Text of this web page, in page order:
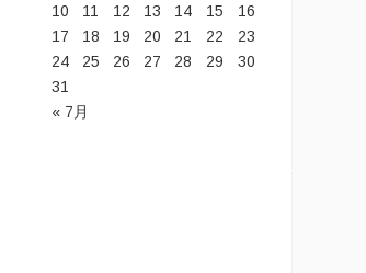
« 7月
10
11 12 13 14 15
16
17
18 19 20 21 22
23
24
25 26 27 28 29
30
31